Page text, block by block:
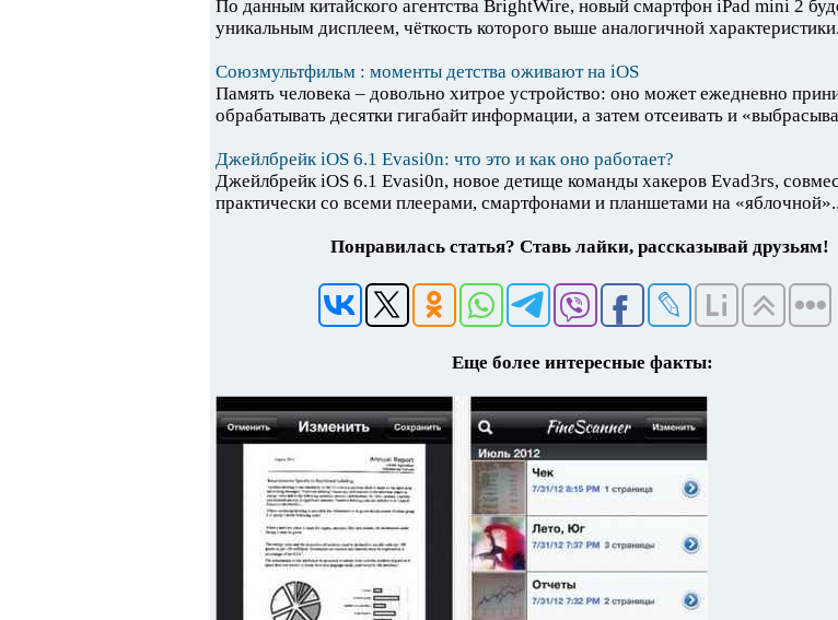
По данным китайского агентства BrightWire, новый смартфон iPad mini 2
уникальным дисплеем, чёткость которого выше аналогичной
Союзмультфильм : моменты детства оживают на iOS
Память человека – довольно хитрое устройство: оно может ежедневно
обрабатывать десятки гигабайт информации, а затем отсеивать и
Джейлбрейк iOS 6.1 Evasi0n: что это и как оно работает?
Джейлбрейк iOS 6.1 Evasi0n, новое детище команды хакеров Evad3rs,
практически со всеми плеерами, смартфонами и планшетами на
Понравилась статья? Ставь лайки, рассказывай друзьям!
Еще более интересные факты: